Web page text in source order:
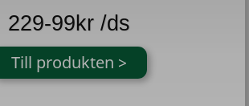
229-99kr /ds
Till produkten >